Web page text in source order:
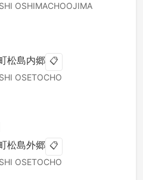
OSHIMACHOOJIMA
松島内郷 📋
OSETOCHO
松島外郷 📋
OSETOCHO